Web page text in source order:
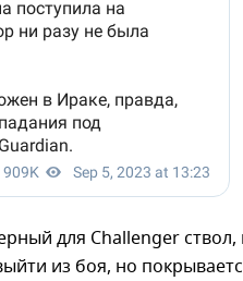
для Challenger ствол,
из боя, но